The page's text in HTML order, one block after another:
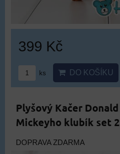
399 Kč
ks DO KOŠÍKU
Plyšový Kačer
Mickeyho klubík set
DOPRAVA ZDARMA